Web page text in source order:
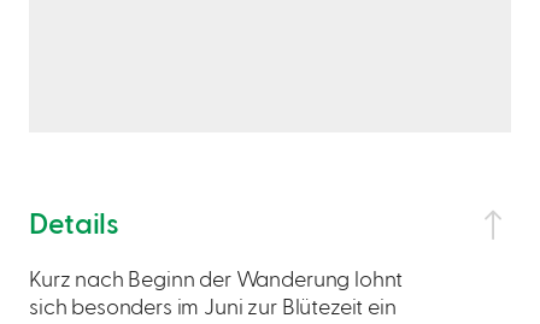
Details
Kurz nach Beginn der Wanderung lohnt
sich besonders im Juni zur Blütezeit ein